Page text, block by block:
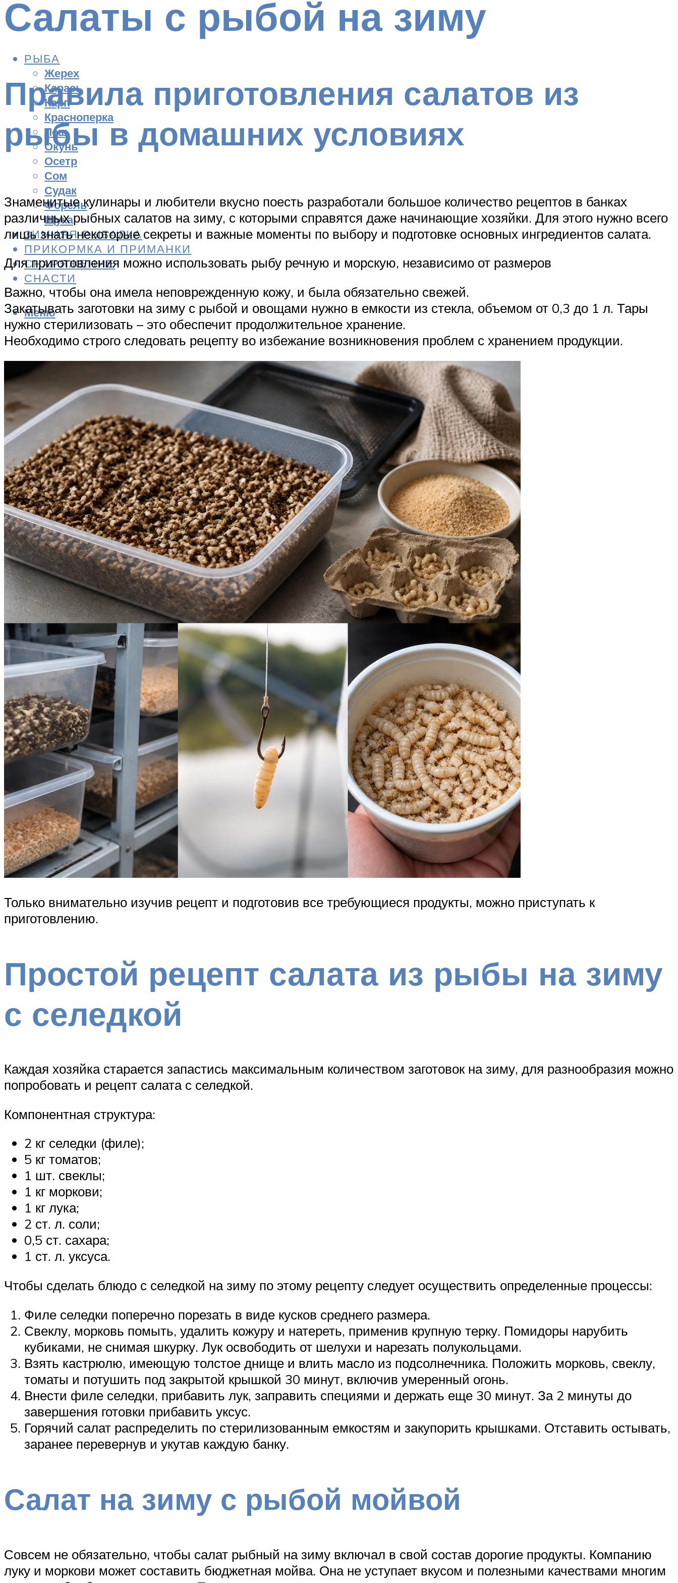
РЫБА
Жерех
Карась
Карп
Красноперка
Лещ
Окунь
Осетр
Сом
Судак
Форель
Щука
ЗИМНЯЯ РЫБАЛКА
ПРИКОРМКА И ПРИМАНКИ
СНАРЯЖЕНИЕ
СНАСТИ
Меню
Салаты с рыбой на зиму
Правила приготовления салатов из
рыбы в домашних условиях
Знаменитые кулинары и любители вкусно поесть разработали большое количество рецептов в банках
различных рыбных салатов на зиму, с которыми справятся даже начинающие хозяйки. Для этого нужно всего
лишь знать некоторые секреты и важные моменты по выбору и подготовке основных ингредиентов салата.
Для приготовления можно использовать рыбу речную и морскую, независимо от размеров
Важно, чтобы она имела неповрежденную кожу, и была обязательно свежей.
Закатывать заготовки на зиму с рыбой и овощами нужно в емкости из стекла, объемом от 0,3 до 1 л. Тары
нужно стерилизовать – это обеспечит продолжительное хранение.
Необходимо строго следовать рецепту во избежание возникновения проблем с хранением продукции.
Только внимательно изучив рецепт и подготовив все требующиеся продукты, можно приступать к
приготовлению.
Простой рецепт салата из рыбы на зиму
с селедкой
Каждая хозяйка старается запастись максимальным количеством заготовок на зиму, для разнообразия можно
попробовать и рецепт салата с селедкой.
Компонентная структура:
2 кг селедки (филе);
5 кг томатов;
1 шт. свеклы;
1 кг моркови;
1 кг лука;
2 ст. л. соли;
0,5 ст. сахара;
1 ст. л. уксуса.
Чтобы сделать блюдо с селедкой на зиму по этому рецепту следует осуществить определенные процессы:
Филе селедки поперечно порезать в виде кусков среднего размера.
Свеклу, морковь помыть, удалить кожуру и натереть, применив крупную терку. Помидоры нарубить
кубиками, не снимая шкурку. Лук освободить от шелухи и нарезать полукольцами.
Взять кастрюлю, имеющую толстое днище и влить масло из подсолнечника. Положить морковь, свеклу,
томаты и потушить под закрытой крышкой 30 минут, включив умеренный огонь.
Внести филе селедки, прибавить лук, заправить специями и держать еще 30 минут. За 2 минуты до
завершения готовки прибавить уксус.
Горячий салат распределить по стерилизованным емкостям и закупорить крышками. Отставить остывать,
заранее перевернув и укутав каждую банку.
Салат на зиму с рыбой мойвой
Совсем не обязательно, чтобы салат рыбный на зиму включал в свой состав дорогие продукты. Компанию
луку и моркови может составить бюджетная мойва. Она не уступает вкусом и полезными качествами многим